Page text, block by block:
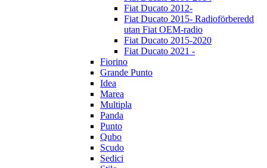
Fiat Ducato 2012-
Fiat Ducato 2015- Radioförberedd
utan Fiat OEM-radio
Fiat Ducato 2015-2020
Fiat Ducato 2021 -
Fiorino
Grande Punto
Idea
Marea
Multipla
Panda
Punto
Qubo
Scudo
Sedici